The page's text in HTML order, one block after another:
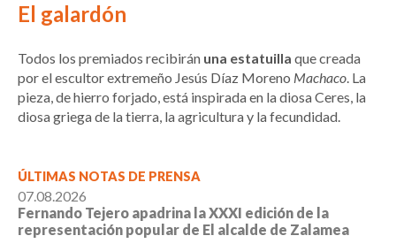
El galardón
Todos los premiados recibirán una estatuilla que creada
por el escultor extremeño Jesús Díaz Moreno Machaco. La
pieza, de hierro forjado, está inspirada en la diosa Ceres, la
diosa griega de la tierra, la agricultura y la fecundidad.
ÚLTIMAS NOTAS DE PRENSA
07.08.2026
Fernando Tejero apadrina la XXXI edición de la
representación popular de El alcalde de Zalamea